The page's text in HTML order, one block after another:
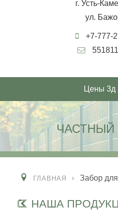
г. Усть-
ул.
+7-777-
Цены 3д
ЧАСТНЫЙ
ГЛАВНАЯ Забор
НАША